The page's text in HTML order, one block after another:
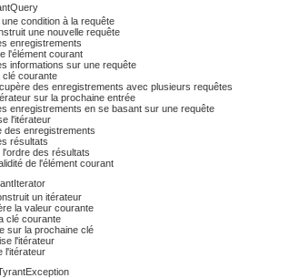
condition à la requête
une nouvelle requête
enregistrements
l'élément courant
informations sur une requête
courante
des enregistrements avec plusieurs requêtes
sur la prochaine entrée
enregistrements en se basant sur une requête
l'itérateur
enregistrements
résultats
des résultats
de l'élément courant
un itérateur
la valeur courante
clé courante
sur la prochaine clé
l'itérateur
l'itérateur